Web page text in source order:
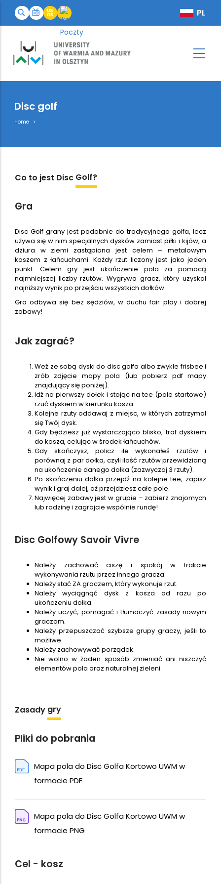
Disc golf
Breadcrumb
Home
Co to jest Disc Golf?
Gra
Disc Golf grany jest podobnie do tradycyjnego golfa, lecz
używa się w nim specjalnych dysków zamiast piłki i kijów, a
dziura w ziemi zastąpiona jest celem – metalowym
koszem z łańcuchami. Każdy rzut liczony jest jako jeden
punkt. Celem gry jest ukończenie pola za pomocą
najmniejszej liczby rzutów. Wygrywa gracz, który uzyskał
najniższy wynik po przejściu wszystkich dołków.
Gra odbywa się bez sędziów, w duchu fair play i dobrej
zabawy!
Jak zagrać?
Weź ze sobą dyski do disc golfa albo zwykłe frisbee i
zrób zdjęcie mapy pola (lub pobierz pdf mapy
znajdujący się poniżej).
Idź na pierwszy dołek i stojąc na tee (pole startowe)
rzuć dyskiem w kierunku kosza.
Kolejne rzuty oddawaj z miejsc, w których zatrzymał
się Twój dysk.
Gdy będziesz już wystarczająco blisko, traf dyskiem
do kosza, celując w środek łańcuchów.
Gdy skończysz, policz ile wykonałeś rzutów i
porównaj z par dołka, czyli ilość rzutów przewidzianą
na ukończenie danego dołka (zazwyczaj 3 rzuty).
Po skończeniu dołka przejdź na kolejne tee, zapisz
wynik i graj dalej, aż przejdziesz całe pole.
Najwięcej zabawy jest w grupie – zabierz znajomych
lub rodzinę i zagrajcie wspólnie rundę!
Disc Golfowy Savoir Vivre
Należy zachować ciszę i spokój w trakcie
wykonywania rzutu przez innego gracza.
Należy stać ZA graczem, który wykonuje rzut.
Należy wyciągnąć dysk z kosza od razu po
ukończeniu dołka.
Należy uczyć, pomagać i tłumaczyć zasady nowym
graczom.
Należy przepuszczać szybsze grupy graczy, jeśli to
możliwe.
Należy zachowywać porządek.
Nie wolno w żaden sposób zmieniać ani niszczyć
elementów pola oraz naturalnej zieleni.
Zasady gry
Pliki do pobrania
Mapa pola do Disc Golfa Kortowo UWM w
formacie PDF
Mapa pola do Disc Golfa Kortowo UWM w
formacie PNG
Cel - kosz